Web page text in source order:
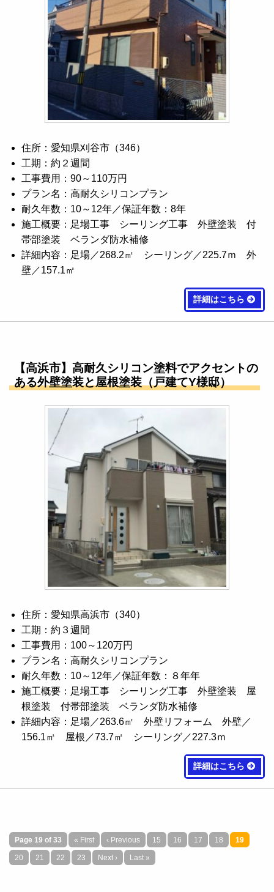
住所：愛知県刈谷市（346）
工期：約２週間
工事費用：90～110万円
プラン名：高耐久シリコンプラン
耐久年数：10～12年／保証年数：8年
施工概要：足場工事 シーリング工事 外壁塗装 付
帯部塗装 ベランダ防水補修
詳細内容：足場／268.2㎡ シーリング／225.7ｍ 外
壁／157.1㎡
詳細はこちら
【高浜市】高耐久シリコン塗料でアクセントの
ある外壁塗装と屋根塗装（戸建てY様邸）
住所：愛知県高浜市（340）
工期：約３週間
工事費用：100～120万円
プラン名：高耐久シリコンプラン
耐久年数：10～12年／保証年数：８年年
施工概要：足場工事 シーリング工事 外壁塗装 屋
根塗装 付帯部塗装 ベランダ防水補修
詳細内容：足場／263.6㎡ 外壁リフォーム 外壁／
156.1㎡ 屋根／73.7㎡ シーリング／227.3ｍ
詳細はこちら
Page 19 of 33 « First ‹ Previous 15 16 17 18 19
20 21 22 23 Next › Last »